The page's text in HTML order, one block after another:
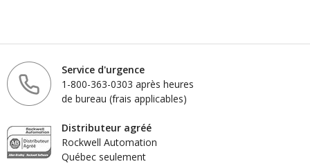
Service d'urgence
1-800-363-0303 après heures
de bureau (frais applicables)
Distributeur agréé
Rockwell Automation
Québec seulement